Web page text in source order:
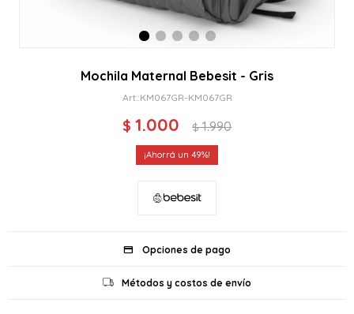
Mochila Maternal Bebesit - Gris
KM067GR-KM067GR
$ 1.000 $ 1.990
49
Opciones de pago
Métodos y costos de envío